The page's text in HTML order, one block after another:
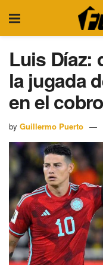
Luis Díaz:
la jugada
en el cobro
by Guillermo Puerto